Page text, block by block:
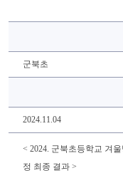
군북초
2024.11.04
< 2024. 군북초등학교 겨
정 최종 결과 >